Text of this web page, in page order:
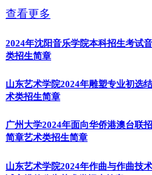
查看更多
2024年沈阳音乐学院本科招生考试
类招生简章
山东艺术学院2024年雕塑专业初选
术类招生简章
广州大学2024年面向华侨港澳台联
简章艺术类招生简章
山东艺术学院2024年作曲与作曲技